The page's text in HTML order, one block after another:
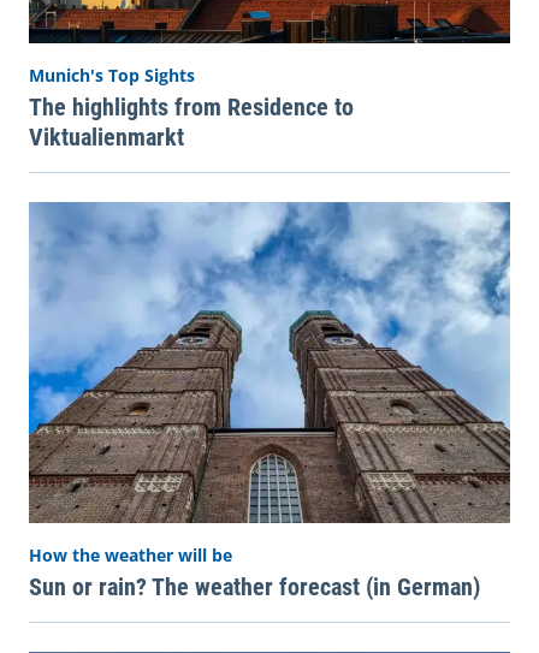
Munich's Top Sights
The highlights from Residence to
Viktualienmarkt
How the weather will be
Sun or rain? The weather forecast (in German)